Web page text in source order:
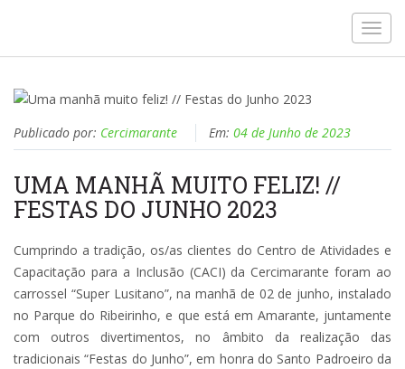
Publicado por: Cercimarante Em: 04 de Junho de 2023
UMA MANHÃ MUITO FELIZ! //
FESTAS DO JUNHO 2023
Cumprindo a tradição, os/as clientes do Centro de Atividades e
Capacitação para a Inclusão (CACI) da Cercimarante foram ao
carrossel “Super Lusitano”, na manhã de 02 de junho, instalado
no Parque do Ribeirinho, e que está em Amarante, juntamente
com outros divertimentos, no âmbito da realização das
tradicionais “Festas do Junho”, em honra do Santo Padroeiro da